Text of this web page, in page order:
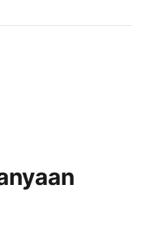
seperti Anda